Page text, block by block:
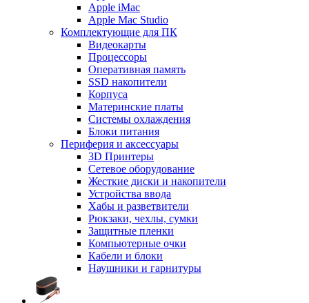
Apple iMac
Apple Mac Studio
Комплектующие для ПК
Видеокарты
Процессоры
Оперативная память
SSD накопители
Корпуса
Материнские платы
Системы охлаждения
Блоки питания
Периферия и аксессуары
3D Принтеры
Сетевое оборудование
Жесткие диски и накопители
Устройства ввода
Хабы и разветвители
Рюкзаки, чехлы, сумки
Защитные пленки
Компьютерные очки
Кабели и блоки
Наушники и гарнитуры